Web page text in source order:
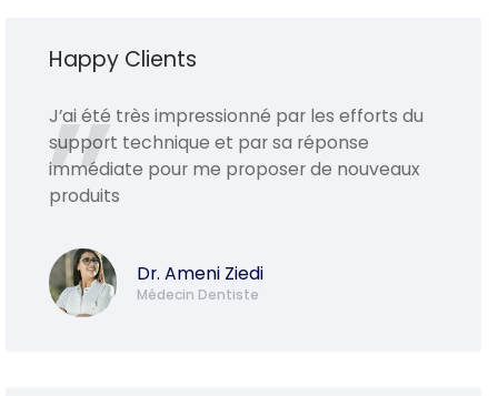
Happy Clients
J’ai été très impressionné par les efforts du
support technique et par sa réponse
immédiate pour me proposer de nouveaux
produits
Dr. Ameni Ziedi
Médecin Dentiste